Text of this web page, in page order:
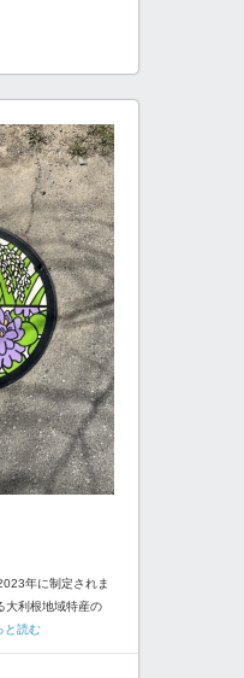
年に制定されま
大利根地域特産の
と読む